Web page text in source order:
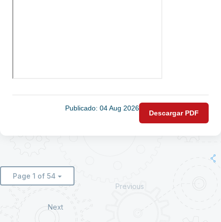
Publicado: 04 Aug 2026
Descargar PDF
Page 1 of 54
Previous
Next